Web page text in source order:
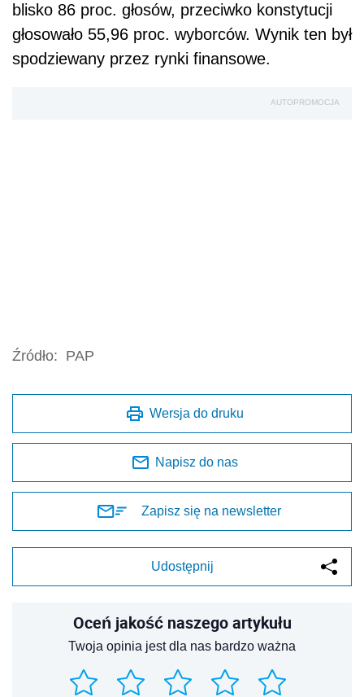
blisko 86 proc. głosów, przeciwko konstytucji
głosowało 55,96 proc. wyborców. Wynik ten był
spodziewany przez rynki finansowe.
AUTOPROMOCJA
Źródło: PAP
Wersja do druku
Napisz do nas
Zapisz się na newsletter
Udostępnij
Oceń jakość naszego artykułu
Twoja opinia jest dla nas bardzo ważna